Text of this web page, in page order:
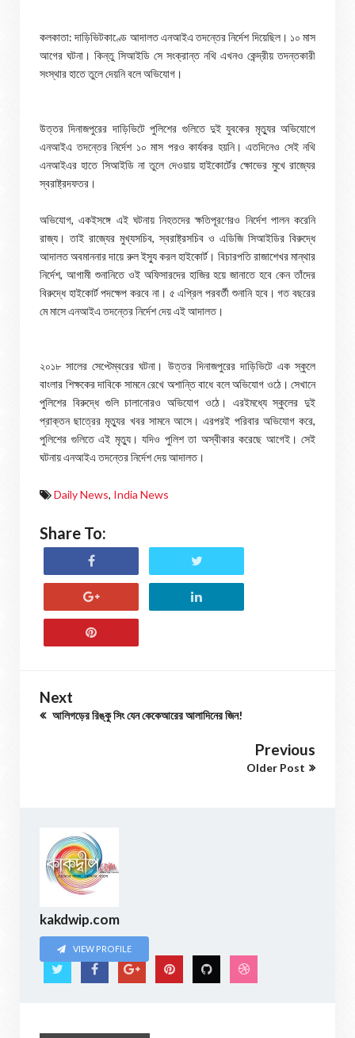
কলকাতা: দাড়িভিটকাণ্ডে আদালত এনআইএ তদন্তের নির্দেশ দিয়েছিল। ১০ মাস
আগের ঘটনা। কিন্তু সিআইডি সে সংক্রান্ত নথি এখনও কেন্দ্রীয় তদন্তকারী
সংস্থার হাতে তুলে দেয়নি বলে অভিযোগ।
উত্তর দিনাজপুরের দাড়িভিটে পুলিশের গুলিতে দুই যুবকের মৃত্যুর অভিযোগে
এনআইএ তদন্তের নির্দেশ ১০ মাস পরও কার্যকর হয়নি। এতদিনেও সেই নথি
এনআইএর হাতে সিআইডি না তুলে দেওয়ায় হাইকোর্টের ক্ষোভের মুখে রাজ্যের
স্বরাষ্ট্রদফতর।
অভিযোগ, একইসঙ্গে এই ঘটনায় নিহতদের ক্ষতিপূরণেরও নির্দেশ পালন করেনি
রাজ্য। তাই রাজ্যের মুখ্যসচিব, স্বরাষ্ট্রসচিব ও এডিজি সিআইডির বিরুদ্ধে
আদালত অবমাননার দায়ে রুল ইস্যু করল হাইকোর্ট। বিচারপতি রাজাশেখর মান্থার
নির্দেশ, আগামী শুনানিতে ওই অফিসারদের হাজির হয়ে জানাতে হবে কেন তাঁদের
বিরুদ্ধে হাইকোর্ট পদক্ষেপ করবে না। ৫ এপ্রিল পরবর্তী শুনানি হবে। গত বছরের
মে মাসে এনআইএ তদন্তের নির্দেশ দেয় এই আদালত।
২০১৮ সালের সেপ্টেম্বরের ঘটনা। উত্তর দিনাজপুরের দাড়িভিটে এক স্কুলে
বাংলার শিক্ষকের দাবিকে সামনে রেখে অশান্তি বাধে বলে অভিযোগ ওঠে। সেখানে
পুলিশের বিরুদ্ধে গুলি চালানোরও অভিযোগ ওঠে। এরইমধ্যে স্কুলের দুই
প্রাক্তন ছাত্রের মৃত্যুর খবর সামনে আসে। এরপরই পরিবার অভিযোগ করে,
পুলিশের গুলিতে এই মৃত্যু। যদিও পুলিশ তা অস্বীকার করেছে আগেই। সেই
ঘটনায় এনআইএ তদন্তের নির্দেশ দেয় আদালত।
Daily News, India News
Share To:
Next
আলিগড়ের রিঙ্কু সিং যেন কেকেআরের আলাদিনের জিন!
Previous
Older Post
kakdwip.com
VIEW PROFILE